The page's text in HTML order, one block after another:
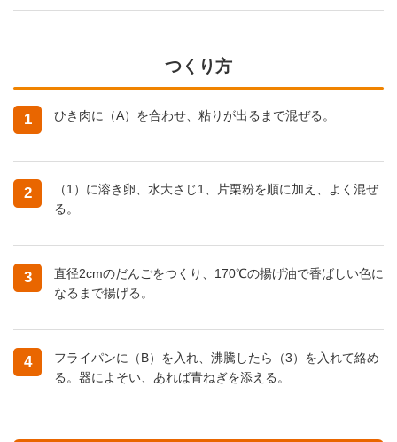
つくり方
1 ひき肉に（A）を合わせ、粘りが出るまで混ぜる。
2
（1）に溶き卵、水大さじ1、片栗粉を順に加え、よく混ぜ
る。
3
直径2cmのだんごをつくり、170℃の揚げ油で香ばしい色に
なるまで揚げる。
4
フライパンに（B）を入れ、沸騰したら（3）を入れて絡め
る。器によそい、あれば青ねぎを添える。